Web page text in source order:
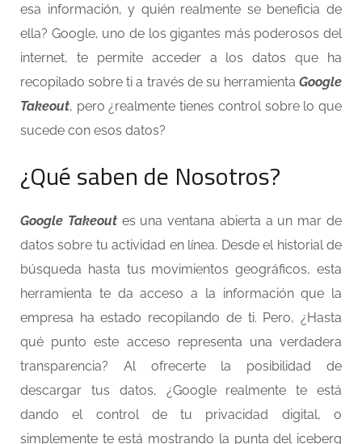
esa información, y quién realmente se beneficia de
ella? Google, uno de los gigantes más poderosos del
internet, te permite acceder a los datos que ha
recopilado sobre ti a través de su herramienta Google
Takeout, pero ¿realmente tienes control sobre lo que
sucede con esos datos?
¿Qué saben de Nosotros?
Google Takeoutes una ventana abierta a un mar de
datos sobre tu actividad en línea. Desde el historial de
búsqueda hasta tus movimientos geográficos, esta
herramienta te da acceso a la información que la
empresa ha estado recopilando de ti. Pero, ¿Hasta
qué punto este acceso representa una verdadera
transparencia? Al ofrecerte la posibilidad de
descargar tus datos, ¿Google realmente te está
dando el control de tu privacidad digital, o
simplemente te está mostrando la punta del iceberg